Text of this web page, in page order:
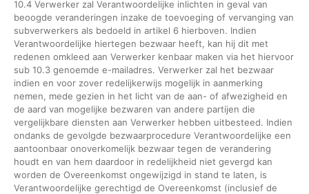
10.4 Verwerker zal Verantwoordelijke inlichten in geval van
beoogde veranderingen inzake de toevoeging of vervanging van
subverwerkers als bedoeld in artikel 6 hierboven. Indien
Verantwoordelijke hiertegen bezwaar heeft, kan hij dit met
redenen omkleed aan Verwerker kenbaar maken via het hiervoor
sub 10.3 genoemde e-mailadres. Verwerker zal het bezwaar
indien en voor zover redelijkerwijs mogelijk in aanmerking
nemen, mede gezien in het licht van de aan- of afwezigheid en
de aard van mogelijke bezwaren van andere partijen die
vergelijkbare diensten aan Verwerker hebben uitbesteed. Indien
ondanks de gevolgde bezwaarprocedure Verantwoordelijke een
aantoonbaar onoverkomelijk bezwaar tegen de verandering
houdt en van hem daardoor in redelijkheid niet gevergd kan
worden de Overeenkomst ongewijzigd in stand te laten, is
Verantwoordelijke gerechtigd de Overeenkomst (inclusief de